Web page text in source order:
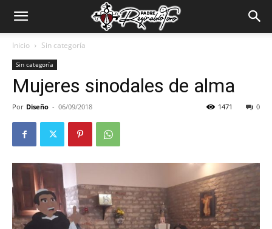
Padre
Reginaldo
Toro
Inicio Sin categoría
Sin categoría
Mujeres sinodales de alma
Por Diseño - 06/09/2018 0
1471